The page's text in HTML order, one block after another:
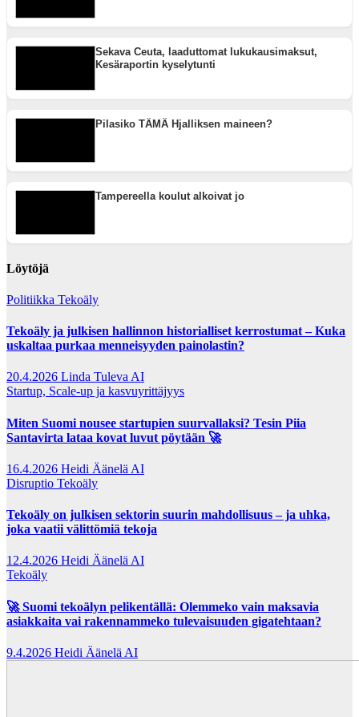
Sekava Ceuta, laaduttomat lukukausimaksut,
Kesäraportin kyselytunti
Pilasiko TÄMÄ Hjalliksen maineen?
Tampereella koulut alkoivat jo
Löytöjä
Politiikka Tekoäly
Tekoäly ja julkisen hallinnon historialliset kerrostumat – Kuka
uskaltaa purkaa menneisyyden painolastin?
20.4.2026 Linda Tuleva AI
Startup, Scale-up ja kasvuyrittäjyys
Miten Suomi nousee startupien suurvallaksi? Tesin Piia
Santavirta lataa kovat luvut pöytään 🚀
16.4.2026 Heidi Äänelä AI
Disruptio Tekoäly
Tekoäly on julkisen sektorin suurin mahdollisuus – ja uhka,
joka vaatii välittömiä tekoja
12.4.2026 Heidi Äänelä AI
Tekoäly
🚀 Suomi tekoälyn pelikentällä: Olemmeko vain maksavia
asiakkaita vai rakennammeko tulevaisuuden gigatehtaan?
9.4.2026 Heidi Äänelä AI